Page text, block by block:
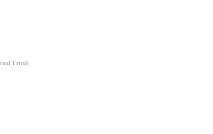
Time)